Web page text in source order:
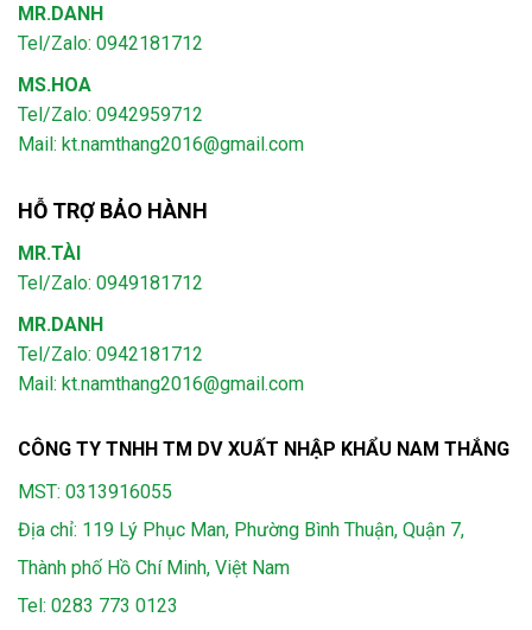
MR.DANH
Tel/Zalo: 0942181712
MS.HOA
Tel/Zalo: 0942959712
Mail: kt.namthang2016@gmail.com
HỖ TRỢ BẢO HÀNH
MR.TÀI
Tel/Zalo: 0949181712
MR.DANH
Tel/Zalo: 0942181712
Mail: kt.namthang2016@gmail.com
CÔNG TY TNHH TM DV XUẤT NHẬP KHẨU NAM THẮNG
MST: 0313916055
Địa chỉ: 119 Lý Phục Man, Phường Bình Thuận, Quận 7,
Thành phố Hồ Chí Minh, Việt Nam
Tel: 0283 773 0123